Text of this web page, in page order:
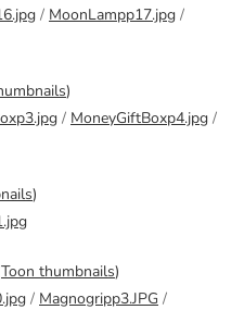
/ MoonLampp17.jpg /
)
/ MoneyGiftBoxp4.jpg /
)
Toon thumbnails)
/ Magnogripp3.JPG /